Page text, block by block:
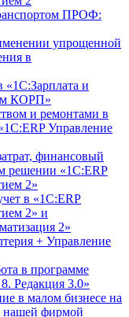
ПРОФ:
упрощенной
в
«1C:Зарплата и
КОРП»
и ремонтами в
Управление
финансовый
решении «1С:ERP
2»
в «1С:ERP
2» и
2»
+ Управление
в программе
Редакция 3.0»
в малом бизнесе на
нашей фирмой